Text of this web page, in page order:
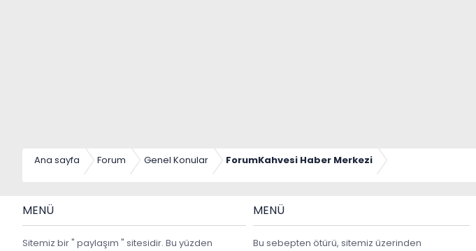
Ana sayfa Forum Genel Konular ForumKahvesi Haber Merkezi
MENÜ
Sitemiz bir " paylaşım " sitesidir. Bu yüzden
MENÜ
Bu sebepten ötürü, sitemiz üzerinden